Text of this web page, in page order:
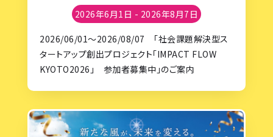
2026年6月1日 - 2026年8月7日
2026/06/01～2026/08/07 「社会課題解決型ス
タートアップ創出プロジェクト「IMPACT FLOW
KYOTO2026」 参加者募集中」のご案内